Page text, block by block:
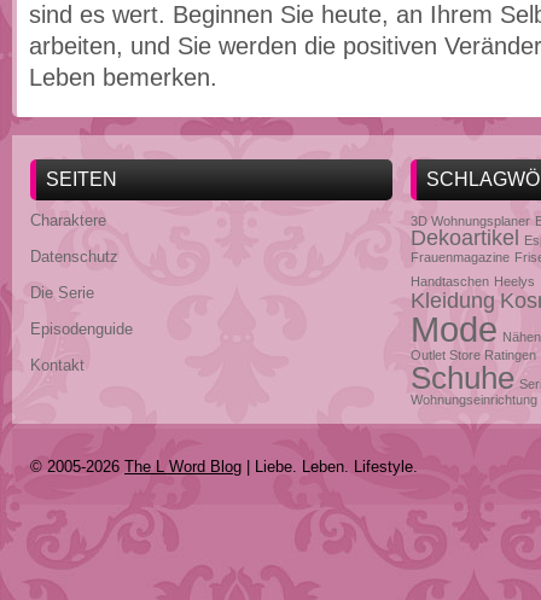
sind es wert. Beginnen Sie heute, an Ihrem
arbeiten, und Sie werden die positiven
Leben bemerken.
SEITEN
Charaktere
Datenschutz
Die Serie
Episodenguide
Kontakt
3D Wohnungsplaner
Dekoartikel
Frauenmagazine
Handtaschen Heelys
Kleidung
Mode Nähen
Outlet Store Ratingen
Schuhe
Wohnungseinrichtung
© 2005-2026 The L Word Blog | Liebe. Leben. Lifestyle.